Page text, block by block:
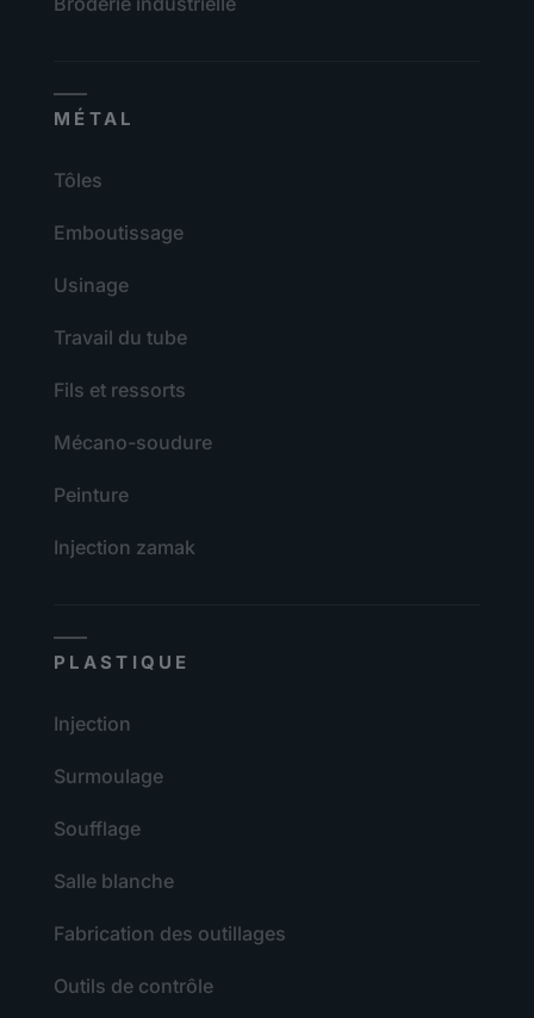
MÉTAL
Tôles
Emboutissage
Usinage
Travail du tube
Fils et ressorts
Mécano-soudure
Peinture
Injection zamak
PLASTIQUE
Injection
Surmoulage
Soufflage
Salle blanche
Fabrication des outillages
Outils de contrôle